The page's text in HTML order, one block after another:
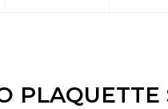
PLAQUETTE